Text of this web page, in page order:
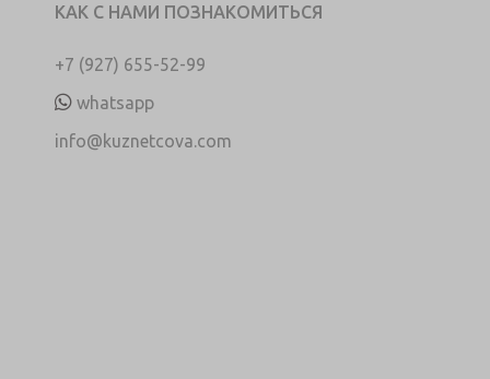
КАК С НАМИ ПОЗНАКОМИТЬСЯ
+7 (927) 655-52-99
whatsapp
info@kuznetcova.com